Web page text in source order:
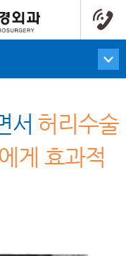
서 허리수술
게 효과적